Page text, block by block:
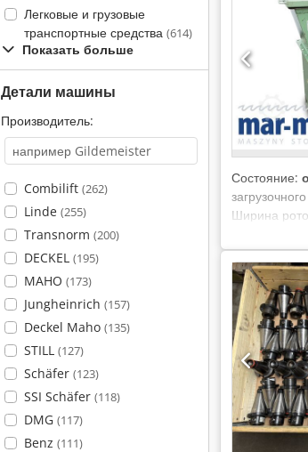
Легковые и грузовые
транспортные средства (614)
Показать больше
Детали машины
Производитель:
Combilift (262)
Linde (255)
Transnorm (200)
DECKEL (195)
MAHO (173)
Jungheinrich (157)
Deckel Maho (135)
STILL (127)
Schäfer (123)
SSI Schäfer (118)
DMG (117)
Benz (111)
Состояние:
Ширина
18 шт. -
мм - Вес:
Очень
могут